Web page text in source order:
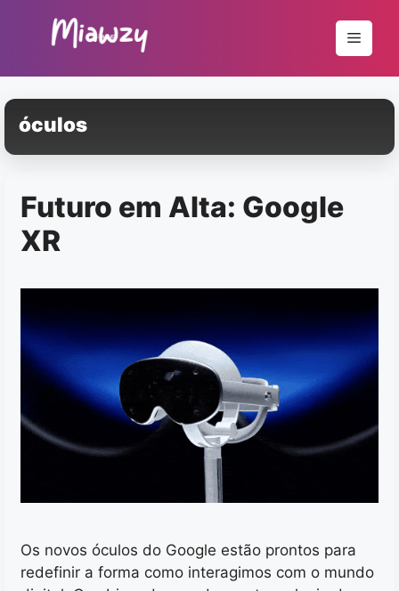
conteúdo
Menu
óculos
Futuro em Alta: Google
XR
Os novos óculos do Google estão prontos para
redefinir a forma como interagimos com o mundo